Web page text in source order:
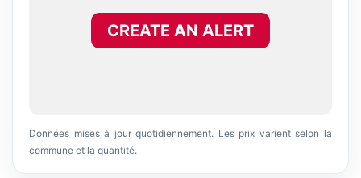
CREATE AN ALERT
Données mises à jour quotidiennement. Les prix varient selon la
commune et la quantité.